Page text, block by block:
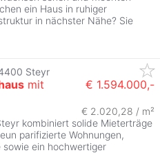
ein Haus in ruhiger
in nächster Nähe? Sie
Steyr
mit
€ 1.594.000,-
€ 2.020,28 / m²
kombiniert solide Mieterträge
parifizierte Wohnungen,
ein hochwertiger